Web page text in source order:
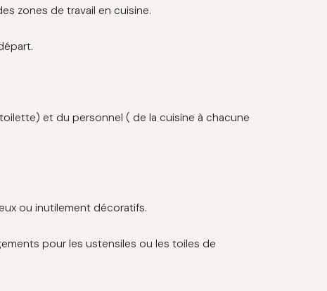
zones de travail en cuisine.
et du personnel ( de la cuisine à chacune
ou inutilement décoratifs.
pour les ustensiles ou les toiles de